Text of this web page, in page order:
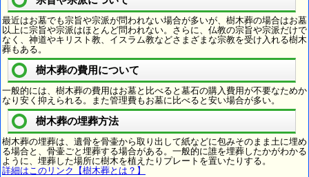
最近はお墓でも宗旨や宗派が問われない場合が多いが、樹木葬の場合はお墓
以上に宗旨や宗派はほとんど問われない。さらに、仏教の宗旨や宗派だけで
なく、神道やキリスト教、イスラム教などさまざまな宗教を受け入れる樹木
葬もある。
樹木葬の費用について
一般的には、樹木葬の費用はお墓と比べると墓石の購入費用が不要なためか
なり安く抑えられる。また管理費もお墓に比べると安い場合が多い。
樹木葬の埋葬方法
樹木葬の埋葬は、遺骨を骨壷から取り出して紙などに包みそのまま土に埋め
る場合と、骨壷ごと埋葬する場合がある。一般的に誰を埋葬したかがわかる
ように、埋葬した場所に樹木を植えたりプレートを置いたりする。
詳細はこのリンク【樹木葬とは？】